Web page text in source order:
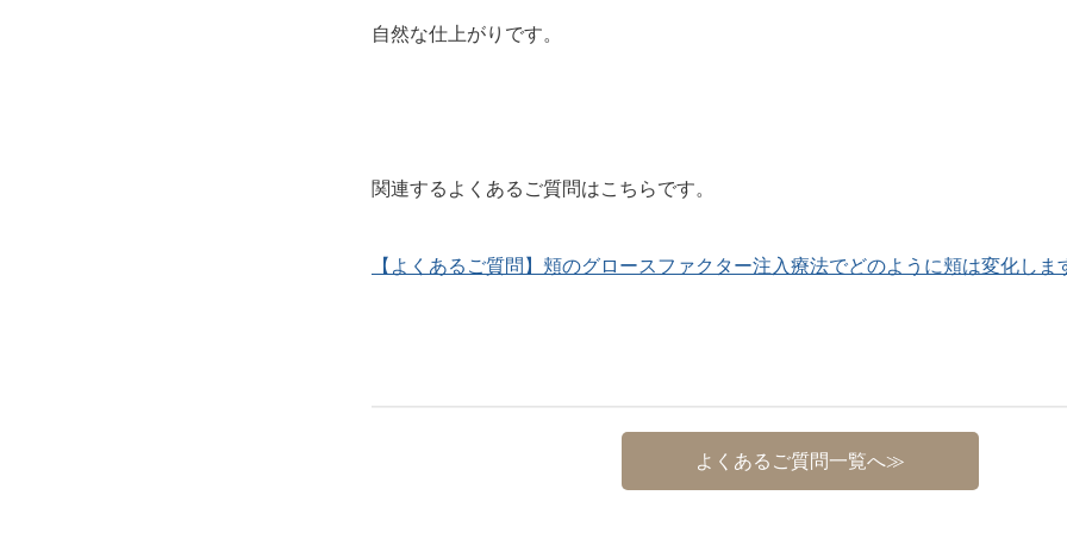
自然な仕上がりです。
関連するよくあるご質問はこちらです。
【よくあるご質問】頬のグロースファクター注入療法でどのように頬は変化しま
よくあるご質問一覧へ≫